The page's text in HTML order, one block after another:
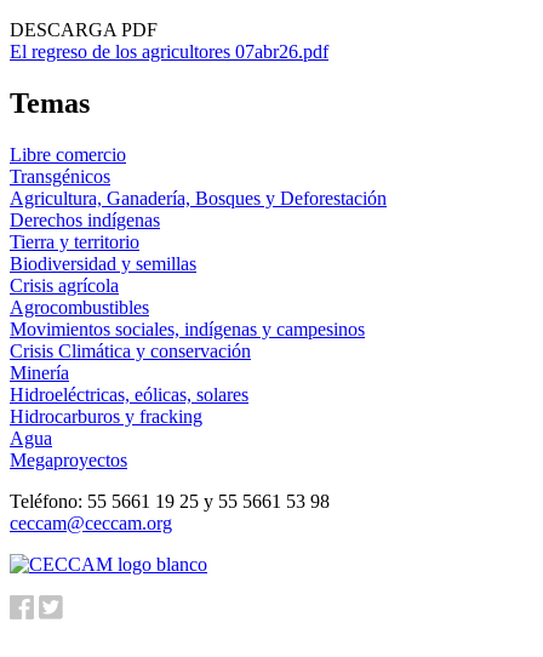
DESCARGA PDF
El regreso de los agricultores 07abr26.pdf
Temas
Libre comercio
Transgénicos
Agricultura, Ganadería, Bosques y Deforestación
Derechos indígenas
Tierra y territorio
Biodiversidad y semillas
Crisis agrícola
Agrocombustibles
Movimientos sociales, indígenas y campesinos
Crisis Climática y conservación
Minería
Hidroeléctricas, eólicas, solares
Hidrocarburos y fracking
Agua
Megaproyectos
Teléfono: 55 5661 19 25 y 55 5661 53 98
ceccam@ceccam.org